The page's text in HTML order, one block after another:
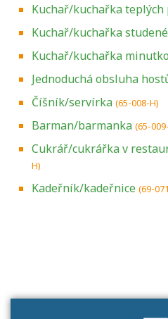
Kuchař/kuchařka teplých
Kuchař/kuchařka
Kuchař/kuchařka
Jednoduchá obsluha
Číšník/servírka (65-008-H)
Barman/barmanka (65-
Cukrář/cukrářka v
H)
Kadeřník/kadeřnice (69-
Projděte si seznam